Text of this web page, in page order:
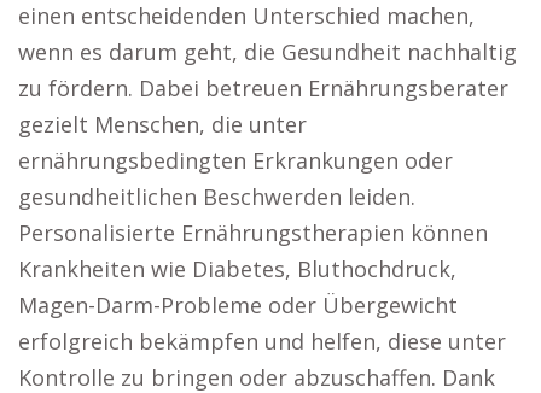
einen entscheidenden Unterschied machen,
wenn es darum geht, die Gesundheit nachhaltig
zu fördern. Dabei betreuen Ernährungsberater
gezielt Menschen, die unter
ernährungsbedingten Erkrankungen oder
gesundheitlichen Beschwerden leiden.
Personalisierte Ernährungstherapien können
Krankheiten wie Diabetes, Bluthochdruck,
Magen-Darm-Probleme oder Übergewicht
erfolgreich bekämpfen und helfen, diese unter
Kontrolle zu bringen oder abzuschaffen. Dank